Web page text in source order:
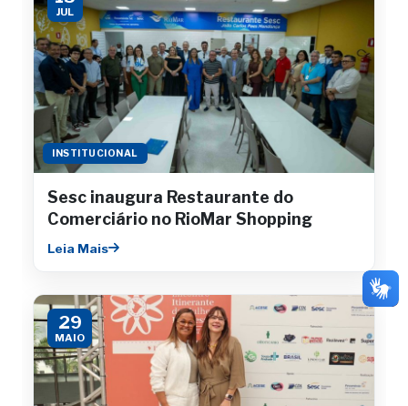
JUL
INSTITUCIONAL
Sesc inaugura Restaurante do
Comerciário no RioMar Shopping
Leia Mais
29
MAIO